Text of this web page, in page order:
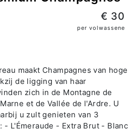
€ 30
per volwassene
maakt Champagnes van hoge
de ligging van haar
zich in de Montagne de
et de Vallée de l'Ardre. U
u zult genieten van 3
- L'Émeraude - Extra Brut - Blanc